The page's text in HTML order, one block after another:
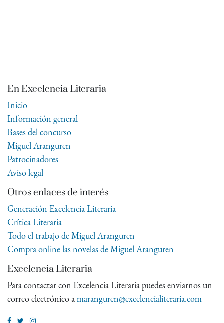
En Excelencia Literaria
Inicio
Información general
Bases del concurso
Miguel Aranguren
Patrocinadores
Aviso legal
Otros enlaces de interés
Generación Excelencia Literaria
Crítica Literaria
Todo el trabajo de Miguel Aranguren
Compra online las novelas de Miguel Aranguren
Excelencia Literaria
Para contactar con Excelencia Literaria puedes enviarnos un
correo electrónico amaranguren@excelencialiteraria.com